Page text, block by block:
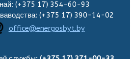
(+375 17) 354-60-93
(+375 17) 390-14-02
office@energosbyt.by